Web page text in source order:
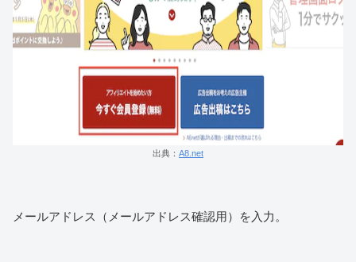
出典： A8.net
メールアドレス（メールアドレス確認用）を入力。